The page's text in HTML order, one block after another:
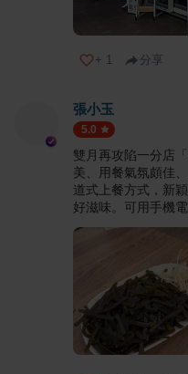
+ 1 分享
張小玉
5.0
雙月再攻陷一分店
美、用餐氣氛頗佳
道式上餐方式，新
好滋味。可用手機